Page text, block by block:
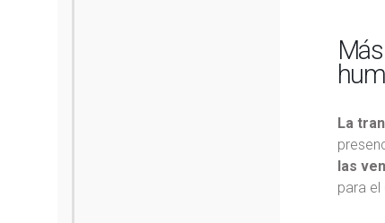
La
las
para el